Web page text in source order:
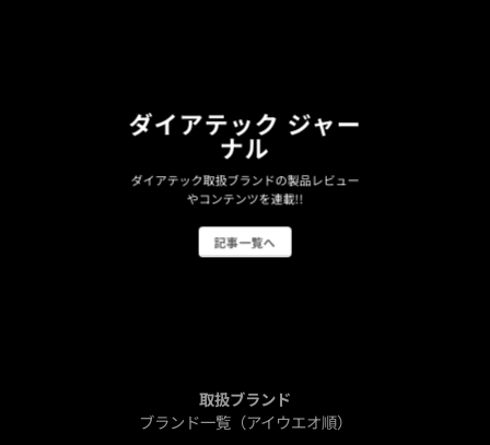
ダイアテック ジャー
ナル
ダイアテック取扱ブランドの製品レビュー
やコンテンツを連載!!
記事一覧へ
取扱ブランド
ブランド一覧（アイウエオ順）